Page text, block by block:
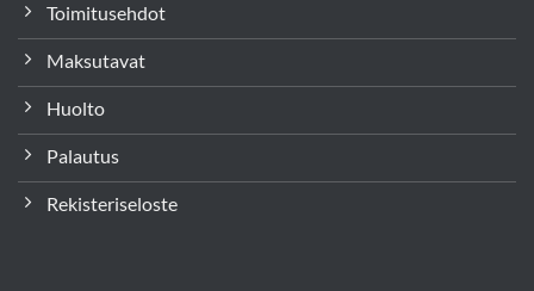
Toimitusehdot
Maksutavat
Huolto
Palautus
Rekisteriseloste